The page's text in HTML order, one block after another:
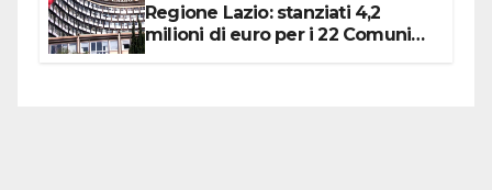
Regione Lazio: stanziati 4,2
milioni di euro per i 22 Comuni